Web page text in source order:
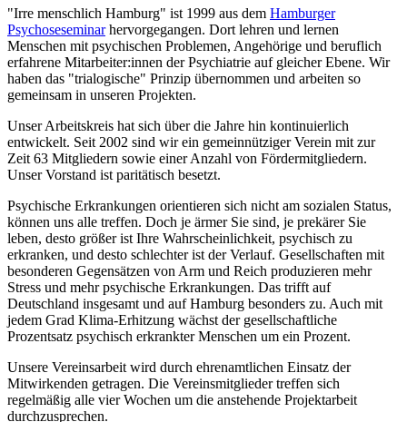
"Irre menschlich Hamburg" ist 1999 aus dem Hamburger
Psychoseseminar hervorgegangen. Dort lehren und lernen
Menschen mit psychischen Problemen, Angehörige und beruflich
erfahrene Mitarbeiter:innen der Psychiatrie auf gleicher Ebene. Wir
haben das "trialogische" Prinzip übernommen und arbeiten so
gemeinsam in unseren Projekten.
Unser Arbeitskreis hat sich über die Jahre hin kontinuierlich
entwickelt. Seit 2002 sind wir ein gemeinnütziger Verein mit zur
Zeit 63 Mitgliedern sowie einer Anzahl von Fördermitgliedern.
Unser Vorstand ist paritätisch besetzt.
Psychische Erkrankungen orientieren sich nicht am sozialen Status,
können uns alle treffen. Doch je ärmer Sie sind, je prekärer Sie
leben, desto größer ist Ihre Wahrscheinlichkeit, psychisch zu
erkranken, und desto schlechter ist der Verlauf. Gesellschaften mit
besonderen Gegensätzen von Arm und Reich produzieren mehr
Stress und mehr psychische Erkrankungen. Das trifft auf
Deutschland insgesamt und auf Hamburg besonders zu. Auch mit
jedem Grad Klima-Erhitzung wächst der gesellschaftliche
Prozentsatz psychisch erkrankter Menschen um ein Prozent.
Unsere Vereinsarbeit wird durch ehrenamtlichen Einsatz der
Mitwirkenden getragen. Die Vereinsmitglieder treffen sich
regelmäßig alle vier Wochen um die anstehende Projektarbeit
durchzusprechen.